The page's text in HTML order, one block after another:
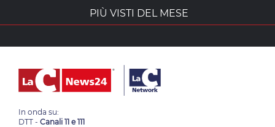
PIÙ VISTI DEL MESE
In onda su:
DTT - Canali 11 e 111